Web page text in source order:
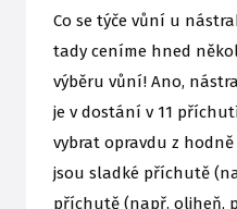
Co se týče vůní u
tady ceníme hned
výběru vůní! Ano,
je v dostání v 11
vybrat opravdu z
jsou sladké příchutě
příchutě (např. oliheň,